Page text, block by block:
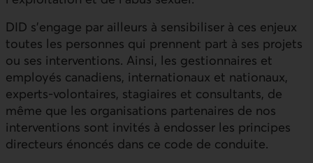
DID s’engage par ailleurs à sensibiliser à ces enjeux
toutes les personnes qui prennent part à ses projets
ou ses interventions. Ainsi, les gestionnaires et
employés canadiens, internationaux et nationaux,
experts-volontaires, stagiaires et consultants, de
même que les organisations partenaires de nos
interventions sont invités à endosser les principes
directeurs énoncés dans ce code de conduite.